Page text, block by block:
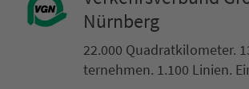
Nürn­berg
22.000 Qua­drat­ki­lo­me­ter.
ter­neh­men. 1.100 Linien.